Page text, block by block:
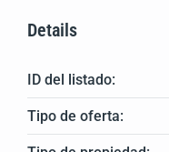
Details
ID del listado:
Tipo de oferta: